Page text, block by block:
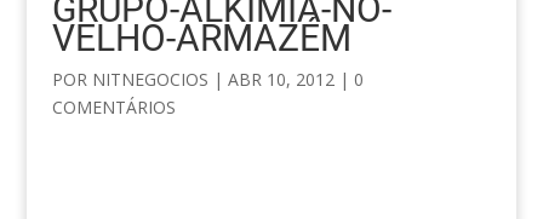
GRUPO-ALKIMIA-NO-
VELHO-ARMAZÉM
POR NITNEGOCIOS | ABR 10, 2012| 0
COMENTÁRIOS